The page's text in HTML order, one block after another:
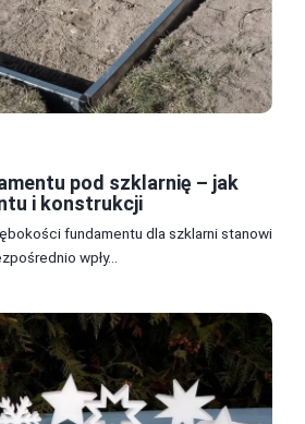
pod szklarnię – jak
i konstrukcji
fundamentu dla szklarni stanowi
wpły...